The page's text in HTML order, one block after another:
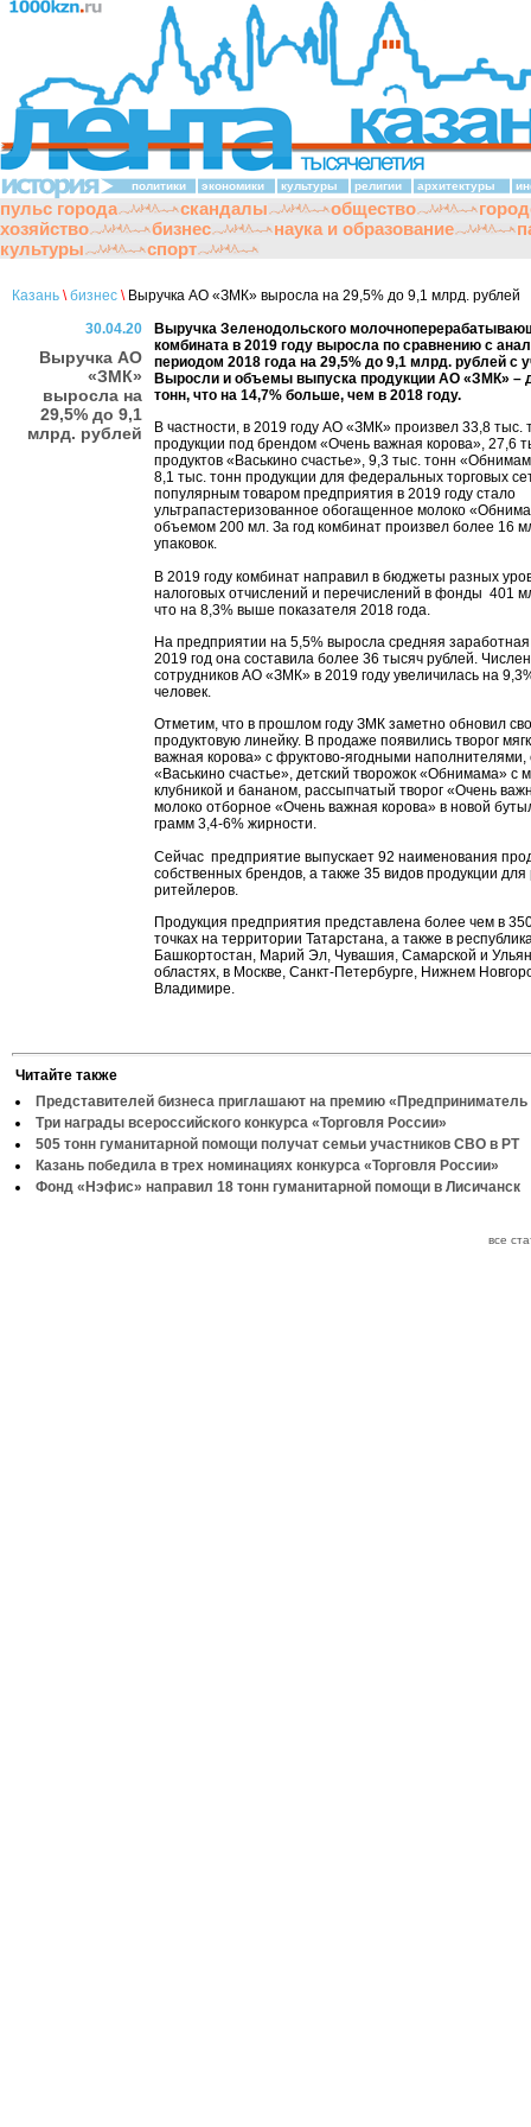
политики экономики культуры религии архитектуры
пульс города скандалы общество
хозяйство
бизнес наука и образование
культуры
спорт
Казань \ бизнес \Выручка АО «ЗМК» выросла на 29,5% до 9,1 млрд. рублей
30.04.20
Выручка АО
«ЗМК»
выросла на
29,5% до 9,1
млрд. рублей
Выручка Зеленодольского
комбината в 2019 году выросла по сравнению с
периодом 2018 года на 29,5% до 9,1 млрд. рублей с
Выросли и объемы выпуска продукции АО «ЗМК» –
тонн, что на 14,7% больше, чем в 2018 году.
В частности, в 2019 году АО «ЗМК» произвел 33,8 тыс.
продукции под брендом «Очень важная корова», 27,6
продуктов «Васькино счастье», 9,3 тыс. тонн
8,1 тыс. тонн продукции для федеральных торговых
популярным товаром предприятия в 2019 году стало
ультрапастеризованное обогащенное молоко
объемом 200 мл. За год комбинат произвел более 16
упаковок.
В 2019 году комбинат направил в бюджеты разных
налоговых отчислений и перечислений в фонды 401
что на 8,3% выше показателя 2018 года.
На предприятии на 5,5% выросла средняя
2019 год она составила более 36 тысяч рублей.
сотрудников АО «ЗМК» в 2019 году увеличилась на
человек.
Отметим, что в прошлом году ЗМК заметно обновил
продуктовую линейку. В продаже появились творог
важная корова» с фруктово-ягодными наполнителями,
«Васькино счастье», детский творожок «Обнимама» с
клубникой и бананом, рассыпчатый творог «Очень
молоко отборное «Очень важная корова» в новой
грамм 3,4-6% жирности.
Сейчас предприятие выпускает 92 наименования
собственных брендов, а также 35 видов продукции для
ритейлеров.
Продукция предприятия представлена более чем в
точках на территории Татарстана, а также в
Башкортостан, Марий Эл, Чувашия, Самарской и
областях, в Москве, Санкт-Петербурге, Нижнем
Владимире.
Читайте также
Представителей бизнеса приглашают на премию «Предприниматель
Три награды всероссийского конкурса «Торговля России»
505 тонн гуманитарной помощи получат семьи участников СВО в РТ
Казань победила в трех номинациях конкурса «Торговля России»
Фонд «Нэфис» направил 18 тонн гуманитарной помощи в Лисичанск
все